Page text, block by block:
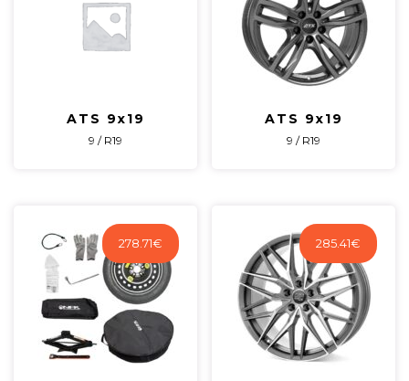
ATS 9x19
9 / R19
ATS 9x19
9 / R19
278.71€ 285.41€